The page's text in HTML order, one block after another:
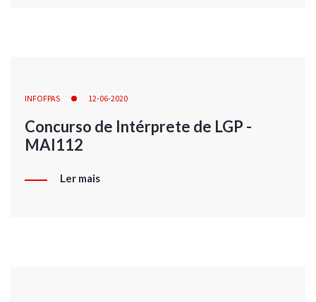
INFOFPAS 12-06-2020
Concurso de Intérprete de LGP -
MAI112
Ler mais